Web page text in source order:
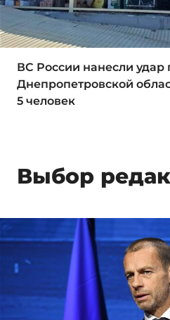
ВС России нанесли удар
Днепропетровской
5 человек
Выбор